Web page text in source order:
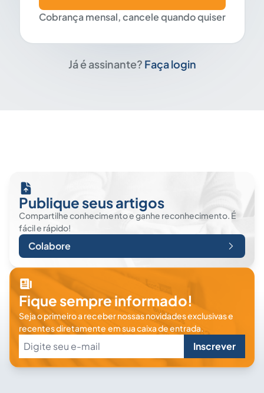
Cobrança mensal, cancele quando quiser
Já é assinante? Faça login
Publique seus artigos
Compartilhe conhecimento e ganhe reconhecimento. É
fácil e rápido!
Colabore
Fique sempre informado!
Seja o primeiro a receber nossas novidades exclusivas e
recentes diretamente em sua caixa de entrada.
Inscrever